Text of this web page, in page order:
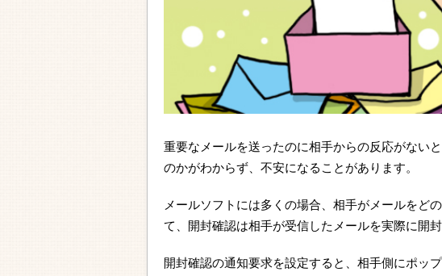
重要なメールを送ったのに相手からの反応がない
のかがわからず、不安になることがあります。
メールソフトには多くの場合、相手がメールをど
て、開封確認は相手が受信したメールを実際に開
開封確認の通知要求を設定すると、相手側にポッ